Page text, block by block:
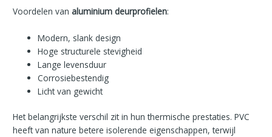
Voordelen vanaluminium deurprofielen:
Modern, slank design
Hoge structurele stevigheid
Lange levensduur
Corrosiebestendig
Licht van gewicht
Het belangrijkste verschil zit in hun thermische prestaties. PVC
heeft van nature betere isolerende eigenschappen, terwijl